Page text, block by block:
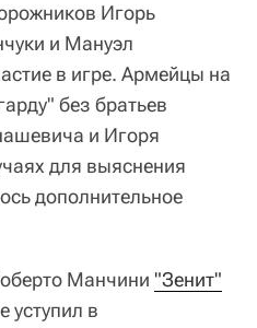
Игорь
и Мануэл
в игре. Армейцы на
без братьев
и Игоря
для выяснения
дополнительное
Манчини "Зенит"
уступил в